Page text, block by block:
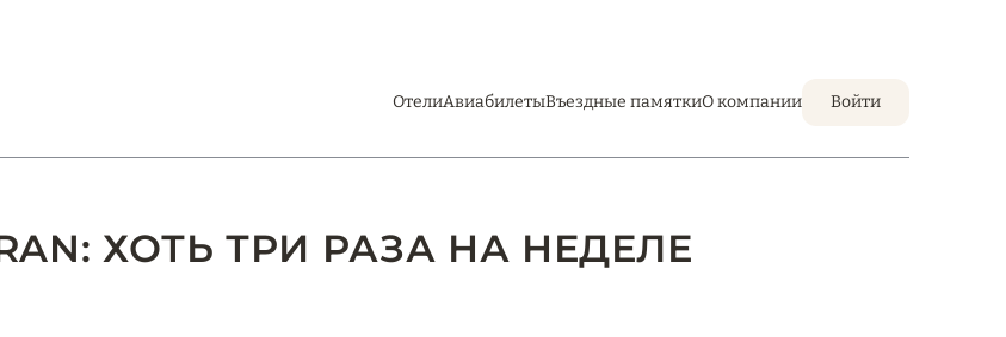
ОтелиАвиабилетыВъездные памяткиО компании Войти
ХОТЬ ТРИ РАЗА НА НЕДЕЛЕ